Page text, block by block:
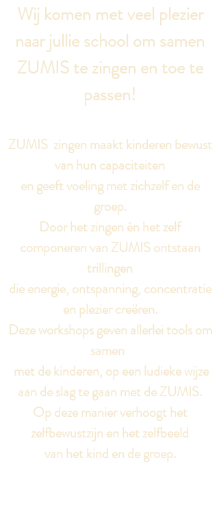
Wij komen met veel plezier
naar jullie school om samen
ZUMIS te zingen en toe te
passen!
ZUMIS zingen maakt kinderen bewust
van hun capaciteiten
en geeft voeling met zichzelf en de
groep.
Door het zingen én het zelf
componeren van ZUMIS ontstaan
trillingen
die energie, ontspanning, concentratie
en plezier creëren.
Deze workshops geven allerlei tools om
samen
met de kinderen, op een ludieke wijze
aan de slag te gaan met de ZUMIS.
Op deze manier verhoogt het
zelfbewustzijn en het zelfbeeld
van het kind en de groep.